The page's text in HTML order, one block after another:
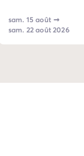
sam. 15 août ➞
sam. 22 août 2026